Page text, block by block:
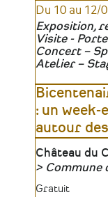
du
:
Du 10 au 12/
Exposition,
Visite -
Concert –
Atelier –
: un week-
autour
Lieu
Château du
Organisateur
Commune
Tarifs
Gratuit